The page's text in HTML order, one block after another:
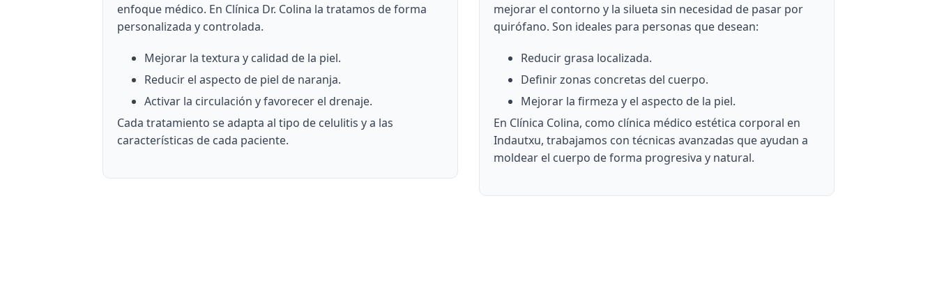
enfoque médico. En Clínica Dr. Colina la tratamos de forma
personalizada y controlada.
Mejorar la textura y calidad de la piel.
Reducir el aspecto de piel de naranja.
Activar la circulación y favorecer el drenaje.
Cada tratamiento se adapta al tipo de celulitis y a las
características de cada paciente.
mejorar el contorno y la silueta sin necesidad de pasar por
quirófano. Son ideales para personas que desean:
Reducir grasa localizada.
Definir zonas concretas del cuerpo.
Mejorar la firmeza y el aspecto de la piel.
En Clínica Colina, como clínica médico estética corporal en
Indautxu, trabajamos con técnicas avanzadas que ayudan a
moldear el cuerpo de forma progresiva y natural.